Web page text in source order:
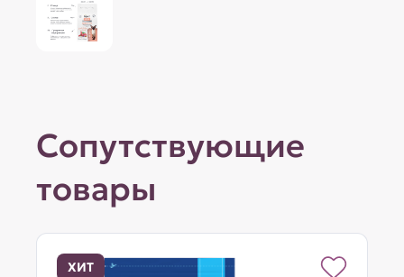
Сопутствующие
товары
ХИТ